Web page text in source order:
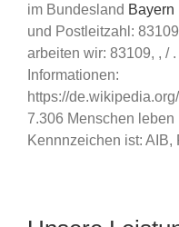
im Bundesland Bayern
und Postleitzahl:
arbeiten wir: 83109, , /
Informationen:
https://
7.306 Menschen
Kennnzeichen ist: AIB,